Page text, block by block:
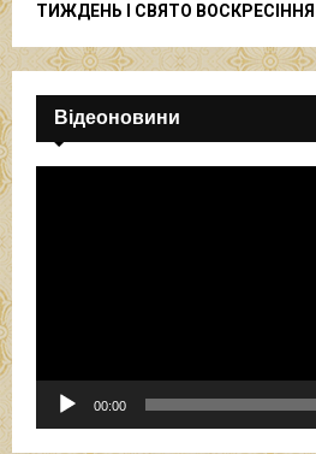
ТИЖДЕНЬ І СВЯТО
Відеоновини
г
а
00:00